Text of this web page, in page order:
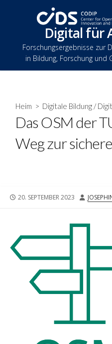
Digital für
Forschungsergebnisse zur
in Bildung, Forschung und
Heim > Digitale Bildung /
Das OSM der
Weg zur
VERÖFFENTLICHUNGSDATUM
20. SEPTEMBER 2023 AUTOR